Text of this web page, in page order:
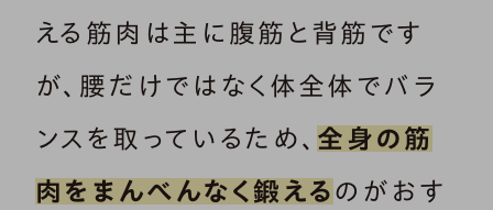
える筋肉は主に腹筋と背筋です
が、腰だけではなく体全体でバラ
ンスを取っているため、 全身の筋
肉をまんべんなく鍛える のがおす